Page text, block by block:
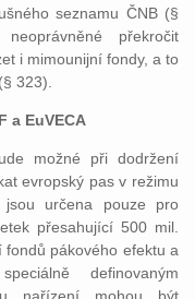
seznamu ČNB (§
překročit
i mimounijní fondy, a to
323).
a EuVECA
možné při dodržení
evropský pas v režimu
jsou určena pouze pro
přesahující 500 mil.
pákového efektu a
definovaným